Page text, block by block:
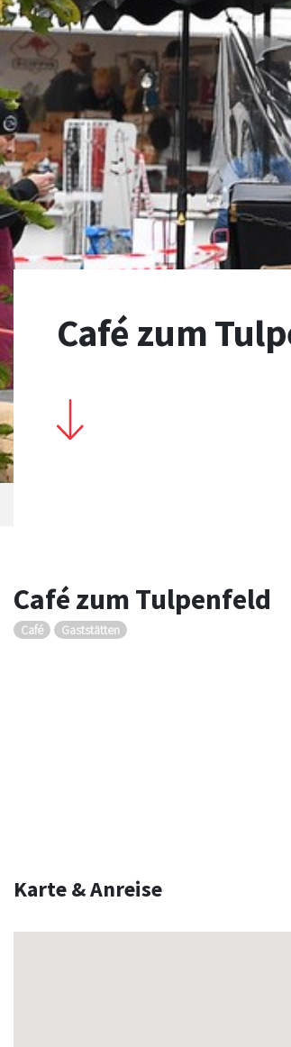
Café zum
Café zum Tulpenfeld
Café Gaststätten
Karte & Anreise